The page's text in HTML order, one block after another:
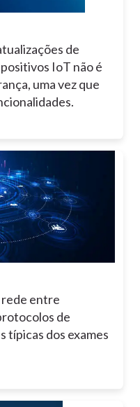
de
IoT não é
uma vez que
rede entre
de
típicas dos exames